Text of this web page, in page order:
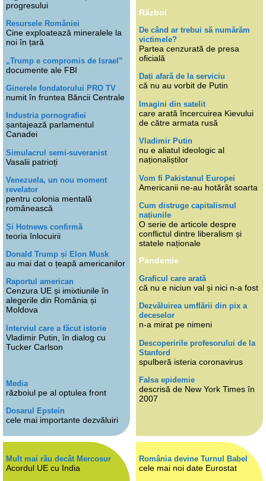
progresului
Resursele României
Cine exploatează mineralele la
noi în țară
„Trump e compromis de Israel”
documente ale FBI
Ginerele fondatorului PRO TV
numit în fruntea Băncii Centrale
Industria pornografiei
șantajează parlamentul
Canadei
Simulacrul semi-suveranist
Vasalii patrioți
Venezuela, un nou moment
revelator
pentru colonia mentală
românească
Și Hotnews confirmă
teoria înlocuirii
Donald Trump și Elon Musk
au mai dat o țeapă americanilor
Raportul american
Cenzura UE și imixtiunile în
alegerile din România și
Moldova
Interviul care a făcut istorie
Vladimir Putin, în dialog cu
Tucker Carlson
Media
războiul pe al optulea front
Dosarul Epstein
cele mai importante dezvăluiri
Război
De când ar trebui să numărăm
victimele?
Partea cenzurată de presa
oficială
Dați afară de la serviciu
că nu au vorbit de Putin
Imagini din satelit
care arată încercuirea Kievului
de către armata rusă
Vladimir Putin
nu e aliatul ideologic al
naționaliștilor
Vom fi Pakistanul Europei
Americanii ne-au hotărât soarta
Cum distruge capitalismul
națiunile
O serie de articole despre
conflictul dintre liberalism și
statele naționale
Pandemie
Graficul care arată
că nu e niciun val și nici n-a fost
Dezvăluirea umflării din pix a
deceselor
n-a mirat pe nimeni
Descoperirile profesorului de la
Stanford
spulberă isteria coronavirus
Falsa epidemie
descrisă de New York Times în
2007
Mult mai rău decât Mercosur
Acordul UE cu India
România devine Turnul Babel
cele mai noi date Eurostat